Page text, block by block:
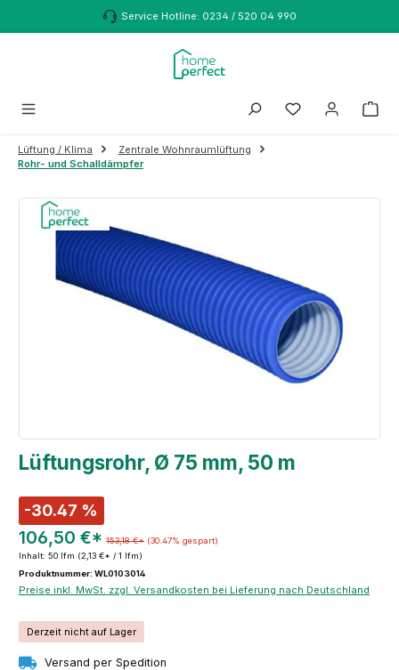
Zum Hauptinhalt springenService Hotline: 0234 / 520 04 990
Lüftung / Klima
Zentrale Wohnraumlüftung
Rohr- und Schalldämpfer
Bildergalerie überspringen
Lüftungsrohr, Ø 75 mm, 50 m
-30.47 %
106,50 €* 153,18 €* (30.47% gespart)
Inhalt: 50 lfm (2,13 €* / 1 lfm)
Produktnummer: WL0103014
Preise inkl. MwSt. zzgl. Versandkosten bei Lieferung nach Deutschland
Derzeit nicht auf Lager
Versand per Spedition